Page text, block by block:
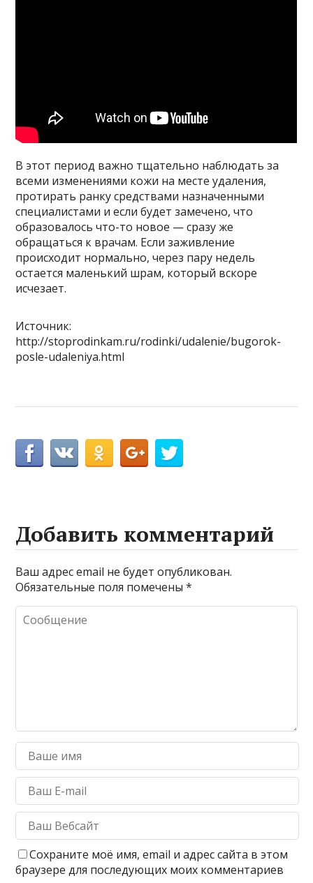
В этот период важно тщательно наблюдать за
всеми изменениями кожи на месте удаления,
протирать ранку средствами назначенными
специалистами и если будет замечено, что
образовалось что-то новое — сразу же
обращаться к врачам. Если заживление
происходит нормально, через пару недель
остается маленький шрам, который вскоре
исчезает.
Источник:
http://stoprodinkam.ru/rodinki/udalenie/bugorok-
posle-udaleniya.html
Добавить комментарий
Ваш адрес email не будет опубликован.
Обязательные поля помечены*
Сохраните моё имя, email и адрес сайта в этом
браузере для последующих моих комментариев